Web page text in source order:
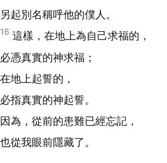
另起別名稱呼他的僕人。
16 這樣，在地上為自己求福的，
必憑真實的神求福；
在地上起誓的，
必指真實的神起誓。
因為，從前的患難已經忘記，
也從我眼前隱藏了。